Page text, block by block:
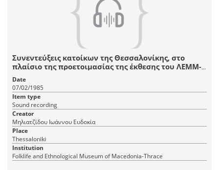
Συνεντεύξεις κατοίκων της Θεσσαλονίκης, στο
πλαίσιο της προετοιμασίας της έκθεσης του ΛΕΜΜ-
Θ "Αστικό Σπίτι Θεσσαλονίκης, 1880-1912".
Date
07/02/1985
Item type
Sound recording
Creator
Μηλιατζίδου Ιωάννου Ευδοκία
Place
Thessaloniki
Institution
Fοlklife and Ethnological Museum of Macedonia-Thrace